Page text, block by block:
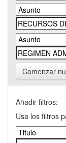
Comenzar
Añadir filtros:
Usa los filtros